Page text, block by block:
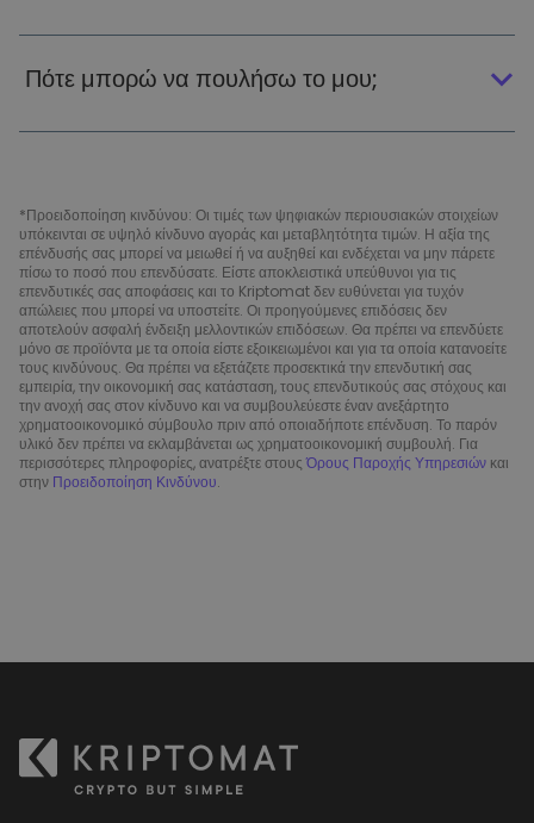
Πότε μπορώ να πουλήσω το μου;
*Προειδοποίηση κινδύνου: Οι τιμές των ψηφιακών περιουσιακών στοιχείων
υπόκεινται σε υψηλό κίνδυνο αγοράς και μεταβλητότητα τιμών. Η αξία της
επένδυσής σας μπορεί να μειωθεί ή να αυξηθεί και ενδέχεται να μην πάρετε
πίσω το ποσό που επενδύσατε. Είστε αποκλειστικά υπεύθυνοι για τις
επενδυτικές σας αποφάσεις και το Kriptomat δεν ευθύνεται για τυχόν
απώλειες που μπορεί να υποστείτε. Οι προηγούμενες επιδόσεις δεν
αποτελούν ασφαλή ένδειξη μελλοντικών επιδόσεων. Θα πρέπει να επενδύετε
μόνο σε προϊόντα με τα οποία είστε εξοικειωμένοι και για τα οποία κατανοείτε
τους κινδύνους. Θα πρέπει να εξετάζετε προσεκτικά την επενδυτική σας
εμπειρία, την οικονομική σας κατάσταση, τους επενδυτικούς σας στόχους και
την ανοχή σας στον κίνδυνο και να συμβουλεύεστε έναν ανεξάρτητο
χρηματοοικονομικό σύμβουλο πριν από οποιαδήποτε επένδυση. Το παρόν
υλικό δεν πρέπει να εκλαμβάνεται ως χρηματοοικονομική συμβουλή. Για
περισσότερες πληροφορίες, ανατρέξτε στουςΌρους Παροχής Υπηρεσιών και
στην Προειδοποίηση Κινδύνου.